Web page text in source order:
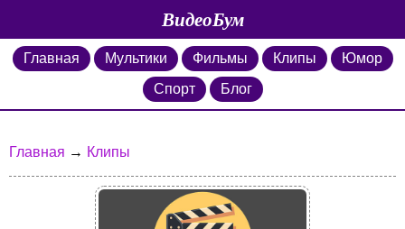
ВидеоБум
Главная Мультики Фильмы Клипы
Юмор
Спорт
Блог
Главная → Клипы